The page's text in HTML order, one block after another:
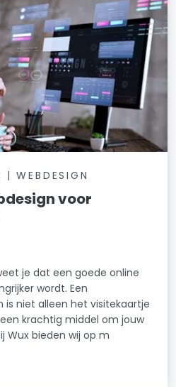
| WEBDESIGN
voor
je dat een goede online
wordt. Een
is niet alleen het visitekaartje
krachtig middel om jouw
Wux bieden wij op m